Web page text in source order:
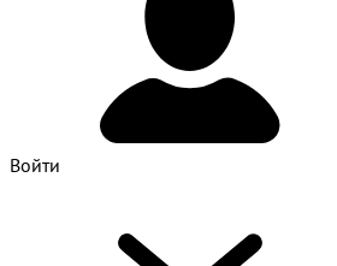
Войти